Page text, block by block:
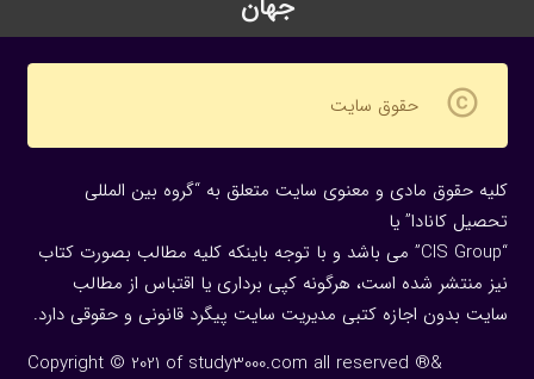
copyright حقوق سایت
کلیه حقوق مادی و معنوی سایت متعلق به “گروه بین المللی
تحصیل کانادا” یا
“CIS Group” می باشد و با توجه باینکه کلیه مطالب بصورت کتاب
نیز منتشر شده است، هرگونه كپی برداری یا اقتباس از مطالب
سایت بدون اجازه كتبی مدیریت سایت پیگرد قانونی و حقوقی دارد.
Copyright © 2021 of study3000.com all reserved ®&